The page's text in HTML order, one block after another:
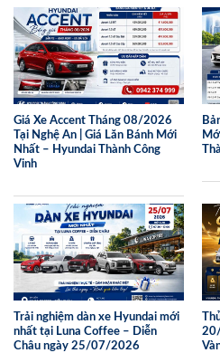
Giá Xe Accent Tháng 08/2026
Tại Nghệ An | Giá Lăn Bánh Mới
Nhất – Hyundai Thành Công
Vinh
Trải nghiệm dàn xe Hyundai mới
nhất tại Luna Coffee – Diễn
Châu ngày 25/07/2026